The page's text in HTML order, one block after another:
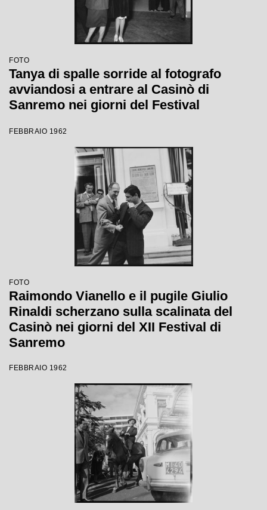
FOTO
Tanya di spalle sorride al fotografo
avviandosi a entrare al Casinò di
Sanremo nei giorni del Festival
FEBBRAIO 1962
FOTO
Raimondo Vianello e il pugile Giulio
Rinaldi scherzano sulla scalinata del
Casinò nei giorni del XII Festival di
Sanremo
FEBBRAIO 1962